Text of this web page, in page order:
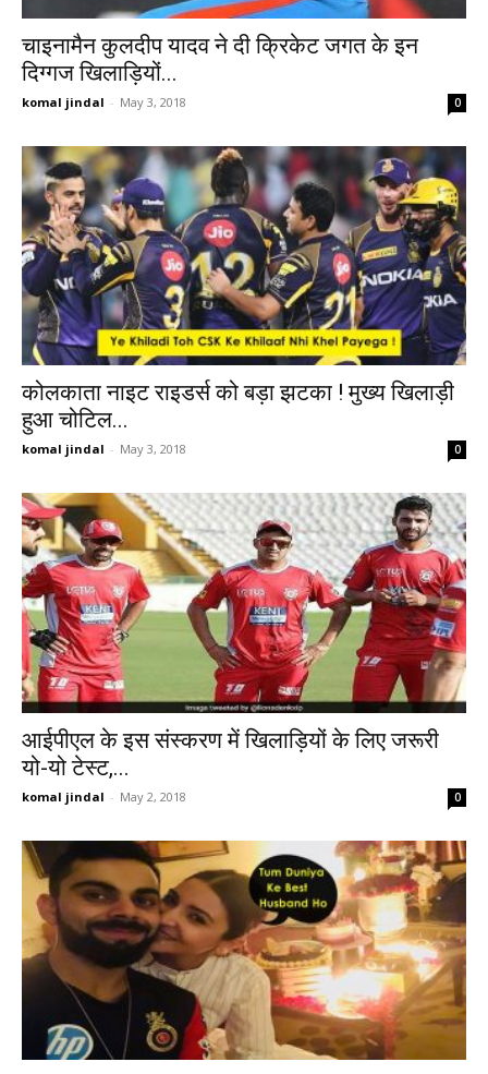
चाइनामैन कुलदीप यादव ने दी क्रिकेट जगत के इन
दिग्गज खिलाड़ियों...
komal jindal - May 3, 2018 0
कोलकाता नाइट राइडर्स को बड़ा झटका ! मुख्य खिलाड़ी
हुआ चोटिल...
komal jindal - May 3, 2018 0
आईपीएल के इस संस्करण में खिलाड़ियों के लिए जरूरी
यो-यो टेस्ट,...
komal jindal - May 2, 2018 0